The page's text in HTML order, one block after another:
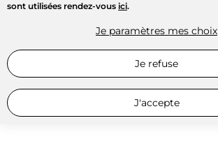
sont utilisées rendez-vous ici.
Je paramètres mes choix
Je refuse
J'accepte